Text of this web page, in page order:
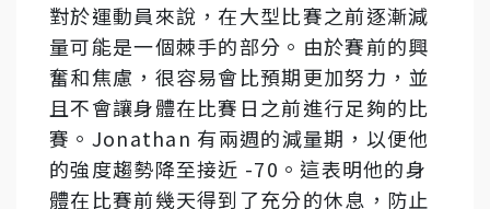
對於運動員來說，在大型比賽之前逐漸減
量可能是一個棘手的部分。由於賽前的興
奮和焦慮，很容易會比預期更加努力，並
且不會讓身體在比賽日之前進行足夠的比
賽。Jonathan 有兩週的減量期，以便他
的強度趨勢降至接近 -70。這表明他的身
體在比賽前幾天得到了充分的休息，防止